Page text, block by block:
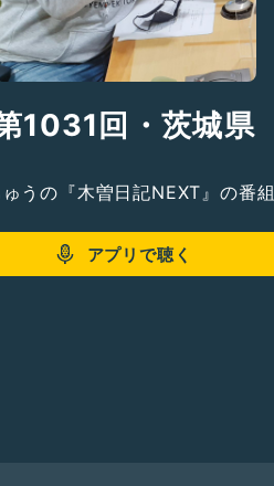
1031回・茨城県
うの『木曽日記NEXT』の番組
アプリで聴く